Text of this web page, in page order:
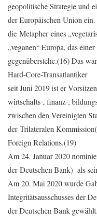
geopolitische Strategie und
der Europäischen Union
die Metapher eines
„veganen“ Europa, das
gegenüberstehe.(16) Das
Hard-Core-Transatlantiker
seit Juni 2019 ist er
wirtschafts-, finanz-,
zwischen den Vereinigten
der Trilateralen
Foreign Relations.(19)
Am 24. Januar 2020
der Deutschen Bank) als
Am 20. Mai 2020 wurde
Integritätsausschusses der
der Deutschen Bank